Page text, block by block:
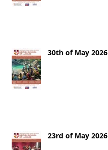
30th of May 2026
23rd of May 2026